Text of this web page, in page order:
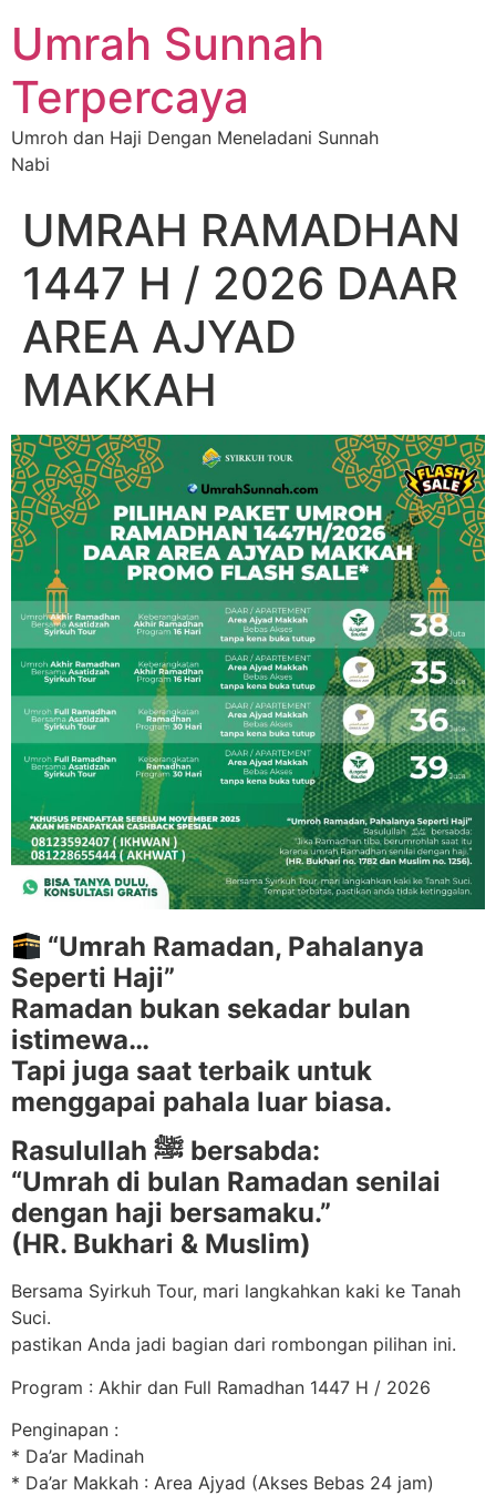
Umrah Sunnah
Terpercaya
Umroh dan Haji Dengan Meneladani Sunnah
Nabi
UMRAH RAMADHAN
1447 H / 2026 DAAR
AREA AJYAD
MAKKAH
“Umrah Ramadan, Pahalanya
Seperti Haji”
Ramadan bukan sekadar bulan
istimewa…
Tapi juga saat terbaik untuk
menggapai pahala luar biasa.
Rasulullah ﷺ bersabda:
“Umrah di bulan Ramadan senilai
dengan haji bersamaku.”
(HR. Bukhari & Muslim)
Bersama Syirkuh Tour, mari langkahkan kaki ke Tanah
Suci.
pastikan Anda jadi bagian dari rombongan pilihan ini.
Program : Akhir dan Full Ramadhan 1447 H / 2026
Penginapan :
* Da’ar Madinah
* Da’ar Makkah : Area Ajyad (Akses Bebas 24 jam)